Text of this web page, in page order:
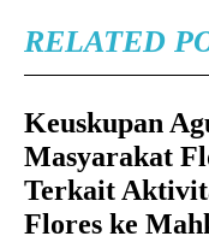
RELATED
Keuskupan
Masyarakat
Terkait
Flores ke